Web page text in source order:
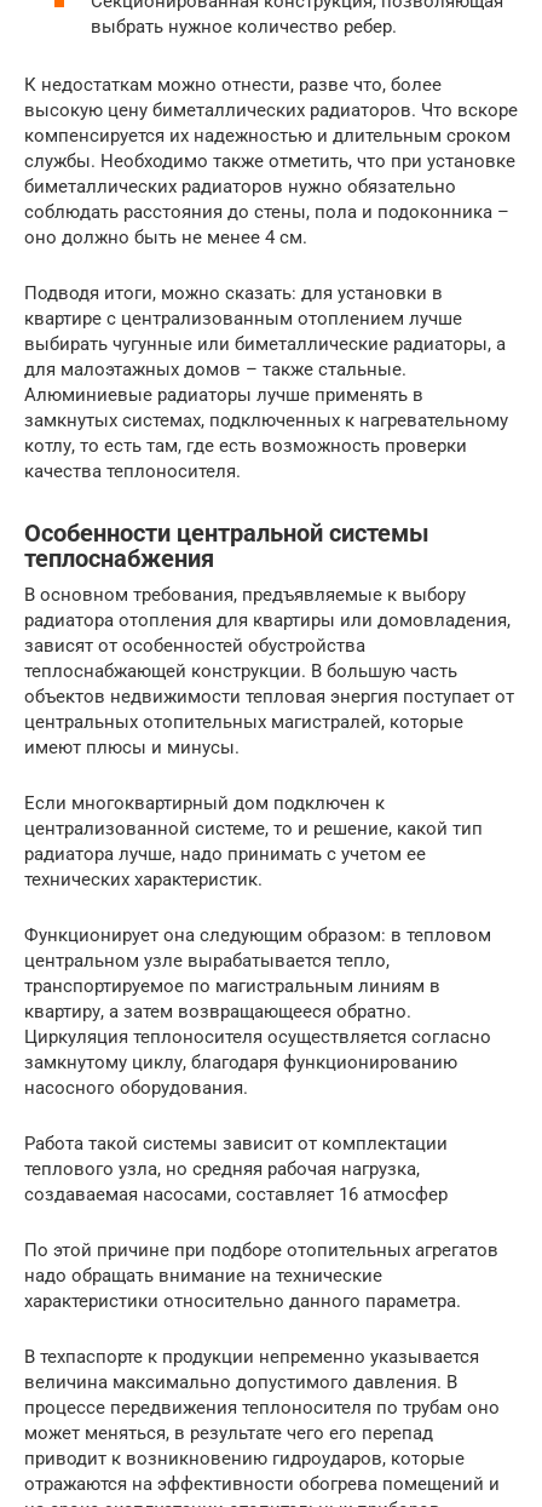
выбрать нужное количество ребер.
К недостаткам можно отнести, разве что, более
высокую цену биметаллических радиаторов. Что вскоре
компенсируется их надежностью и длительным сроком
службы. Необходимо также отметить, что при установке
биметаллических радиаторов нужно обязательно
соблюдать расстояния до стены, пола и подоконника –
оно должно быть не менее 4 см.
Подводя итоги, можно сказать: для установки в
квартире с централизованным отоплением лучше
выбирать чугунные или биметаллические радиаторы, а
для малоэтажных домов – также стальные.
Алюминиевые радиаторы лучше применять в
замкнутых системах, подключенных к нагревательному
котлу, то есть там, где есть возможность проверки
качества теплоносителя.
Особенности центральной системы
теплоснабжения
В основном требования, предъявляемые к выбору
радиатора отопления для квартиры или домовладения,
зависят от особенностей обустройства
теплоснабжающей конструкции. В большую часть
объектов недвижимости тепловая энергия поступает от
центральных отопительных магистралей, которые
имеют плюсы и минусы.
Если многоквартирный дом подключен к
централизованной системе, то и решение, какой тип
радиатора лучше, надо принимать с учетом ее
технических характеристик.
Функционирует она следующим образом: в тепловом
центральном узле вырабатывается тепло,
транспортируемое по магистральным линиям в
квартиру, а затем возвращающееся обратно.
Циркуляция теплоносителя осуществляется согласно
замкнутому циклу, благодаря функционированию
насосного оборудования.
Работа такой системы зависит от комплектации
теплового узла, но средняя рабочая нагрузка,
создаваемая насосами, составляет 16 атмосфер
По этой причине при подборе отопительных агрегатов
надо обращать внимание на технические
характеристики относительно данного параметра.
В техпаспорте к продукции непременно указывается
величина максимально допустимого давления. В
процессе передвижения теплоносителя по трубам оно
может меняться, в результате чего его перепад
приводит к возникновению гидроударов, которые
отражаются на эффективности обогрева помещений и